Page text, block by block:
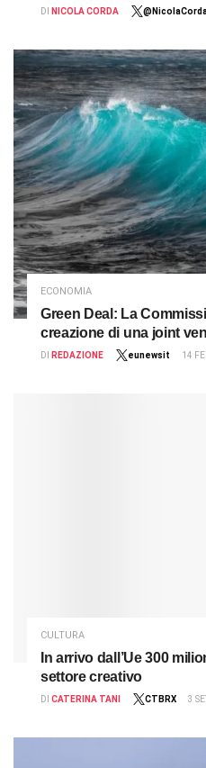
DI NICOLA CORDA
ECONOMIA
Green Deal: La
creazione di una joint
DI REDAZIONE eunewsit 14
CULTURA
In arrivo dall’Ue 300
settore creativo
DI CATERINA TANI CTBRX 3